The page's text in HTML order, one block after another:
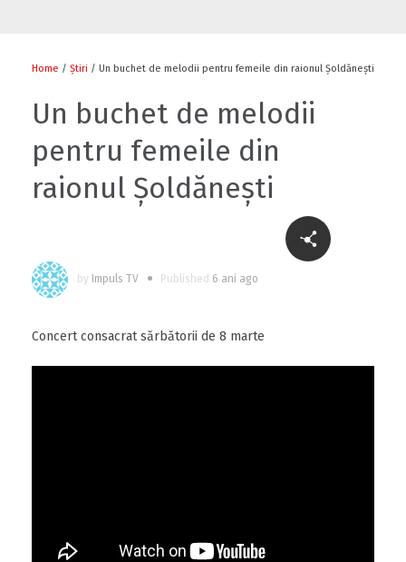
Home / Știri / Un buchet de melodii pentru femeile din raionul Șoldănești
Un buchet de melodii
pentru femeile din
raionul Șoldănești
by Impuls TV Published 6 ani ago
Concert consacrat sărbătorii de 8 marte